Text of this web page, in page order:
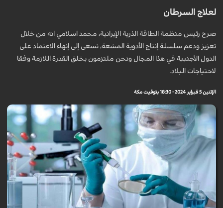
لعلاج السرطان
صرح رئيس منظمة الطاقة الذرية الإيرانية، محمد اسلامي انه من خلال
تعزيز ودعم سلسلة إنتاج الأدوية المشعة، نسعى إلى إنهاء الاعتماد على
الدول الأجنبية في هذا المجال ونحن ملتزمون بخلق القدرة اللازمة وفقا
لاحتياجات البلاد.
الإثنين 5 فبراير 2024 - 18:30 بتوقيت مكة